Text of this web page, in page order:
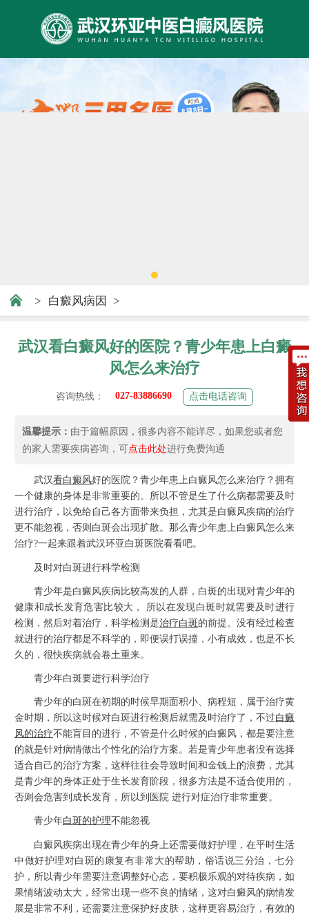
> 白癜风病因 >
武汉看白癜风好的医院？青少年患上白癜
风怎么来治疗
咨询热线： 027-83886690 点击电话咨询
温馨提示： 由于篇幅原因，很多内容不能详尽，如果您或者您
的家人需要疾病咨询，可点击此处进行免费沟通
武汉看白癜风好的医院？青少年患上白癜风怎么来治疗？拥有
一个健康的身体是非常重要的。所以不管是生了什么病都需要及时
进行治疗，以免给自己各方面带来负担，尤其是白癜风疾病的治疗
更不能忽视，否则白斑会出现扩散。那么青少年患上白癜风怎么来
治疗?一起来跟着武汉环亚白斑医院看看吧。
及时对白斑进行科学检测
青少年是白癜风疾病比较高发的人群，白斑的出现对青少年的
健康和成长发育危害比较大， 所以在发现白斑时就需要及时进行
检测，然后对着治疗，科学检测是治疗白斑的前提。没有经过检查
就进行的治疗都是不科学的，即便误打误撞，小有成效，也是不长
久的，很快疾病就会卷土重来。
青少年白斑要进行科学治疗
青少年的白斑在初期的时候早期面积小、病程短，属于治疗黄
金时期，所以这时候对白斑进行检测后就需及时治疗了，不过白癜
风的治疗不能盲目的进行，不管是什么时候的白癜风，都是要注意
的就是针对病情做出个性化的治疗方案。若是青少年患者没有选择
适合自己的治疗方案，这样往往会导致时间和金钱上的浪费，尤其
是青少年的身体正处于生长发育阶段，很多方法是不适合使用的，
否则会危害到成长发育，所以到医院 进行对症治疗非常重要。
青少年白斑的护理不能忽视
白癜风疾病出现在青少年的身上还需要做好护理，在平时生活
中做好护理对白斑的康复有非常大的帮助，俗话说三分治，七分
护，所以青少年需要注意调整好心态，要积极乐观的对待疾病，如
果情绪波动太大，经常出现一些不良的情绪，这对白癜风的病情发
展是非常不利，还需要注意保护好皮肤，这样更容易治疗，有效的